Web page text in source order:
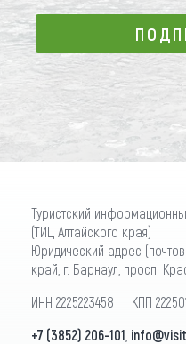
Туристский
(ТИЦ Алтайского края)
Юридический адрес
край, г. Барнаул, просп.
ИНН 2225223458 КПП
+7 (3852) 206-101